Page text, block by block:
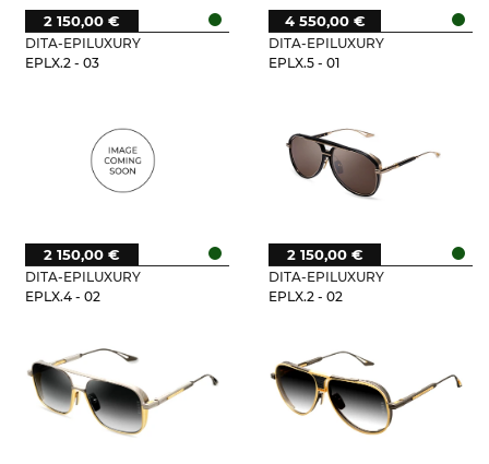
DITA-EPILUXURY
EPLX.2 - 03
2 150,00 €
DITA-EPILUXURY
EPLX.5 - 01
4 550,00 €
DITA-EPILUXURY
EPLX.4 - 02
2 150,00 €
DITA-EPILUXURY
EPLX.2 - 02
2 150,00 €